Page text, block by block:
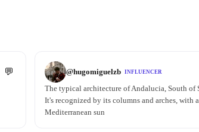
💬 @hugomiguelzb INFLUENCER
The typical architecture of Andalucia, South of
It's recognized by its columns and arches, with
Mediterranean sun